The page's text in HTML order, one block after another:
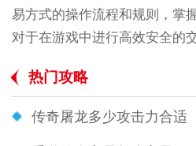
易方式的操作流程和规则，掌
对于在游戏中进行高效安全的
热门攻略
传奇屠龙多少攻击力合适